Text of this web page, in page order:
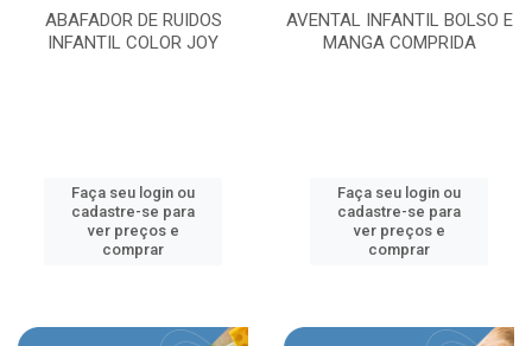
ABAFADOR DE RUIDOS
INFANTIL COLOR JOY
Faça seu login ou
cadastre-se para
ver preços e
comprar
AVENTAL INFANTIL BOLSO E
MANGA COMPRIDA
Faça seu login ou
cadastre-se para
ver preços e
comprar